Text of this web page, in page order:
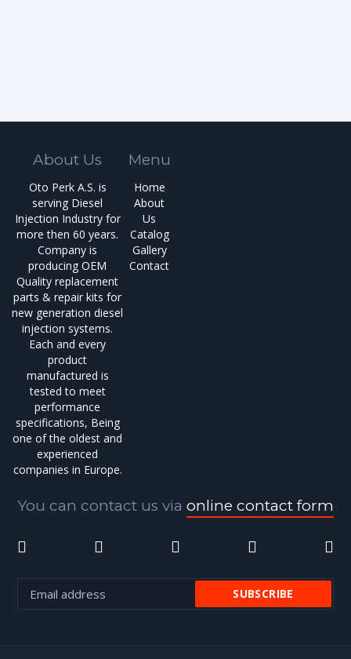
About Us
Oto Perk A.S. is
serving Diesel
Injection Industry for
more then 60 years.
Company is
producing OEM
Quality replacement
parts & repair kits for
new generation diesel
injection systems.
Each and every
product
manufactured is
tested to meet
performance
specifications, Being
one of the oldest and
experienced
companies in Europe.
Menu
Home
About
Us
Catalog
Gallery
Contact
You can contact us via online contact form